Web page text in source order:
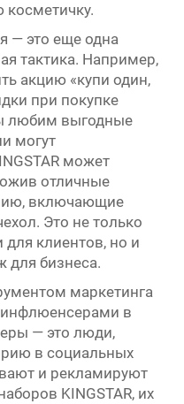
косметичку.
— это еще одна
тактика. Например,
акцию «купи один,
при покупке
любим выгодные
могут
может
отличные
включающие
Это не только
клиентов, но и
для бизнеса.
маркетинга
инфлюенсерами в
— это люди,
в социальных
и рекламируют
KINGSTAR, их